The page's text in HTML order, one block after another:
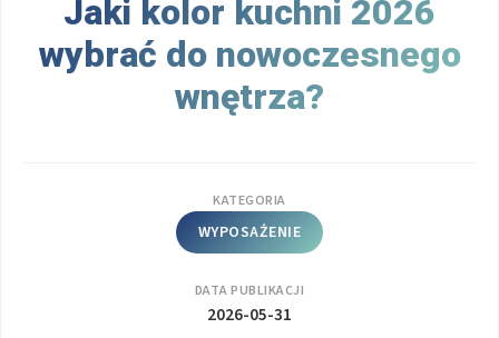
Jaki kolor kuchni 2026
wybrać do nowoczesnego
wnętrza?
KATEGORIA
WYPOSAŻENIE
DATA PUBLIKACJI
2026-05-31